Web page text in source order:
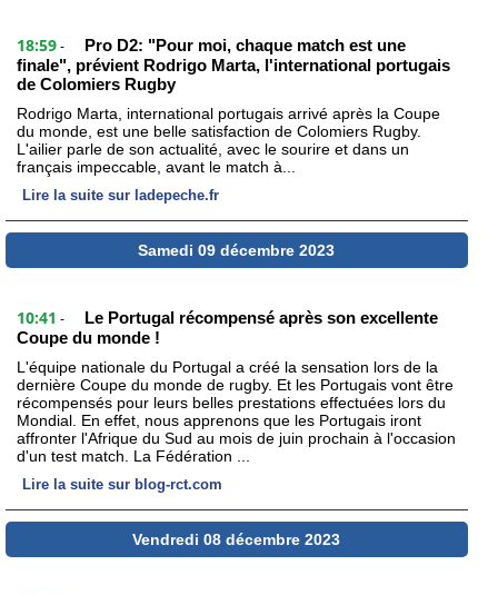
18:59 -
Pro D2: "Pour moi, chaque match est une
finale", prévient Rodrigo Marta, l'international portugais
de Colomiers Rugby
Rodrigo Marta, international portugais arrivé après la Coupe
du monde, est une belle satisfaction de Colomiers Rugby.
L'ailier parle de son actualité, avec le sourire et dans un
français impeccable, avant le match à...
Lire la suite sur ladepeche.fr
Samedi 09 décembre 2023
10:41 -
Le Portugal récompensé après son excellente
Coupe du monde !
L'équipe nationale du Portugal a créé la sensation lors de la
dernière Coupe du monde de rugby. Et les Portugais vont être
récompensés pour leurs belles prestations effectuées lors du
Mondial. En effet, nous apprenons que les Portugais iront
affronter l'Afrique du Sud au mois de juin prochain à l'occasion
d'un test match. La Fédération ...
Lire la suite sur blog-rct.com
Vendredi 08 décembre 2023